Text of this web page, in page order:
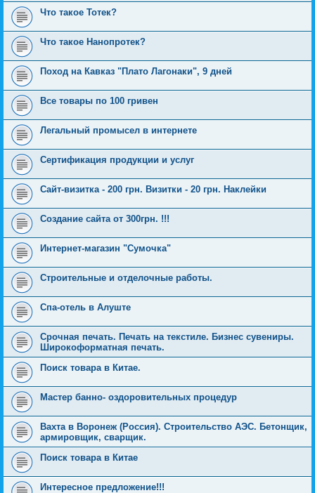
Что такое Тотек?
Что такое Нанопротек?
Поход на Кавказ "Плато Лагонаки", 9 дней
Все товары по 100 гривен
Легальный промысел в интернете
Сертификация продукции и услуг
Сайт-визитка - 200 грн. Визитки - 20 грн. Наклейки
Создание сайта от 300грн. !!!
Интернет-магазин "Сумочка"
Строительные и отделочные работы.
Спа-отель в Алуште
Срочная печать. Печать на текстиле. Бизнес сувениры.
Широкоформатная печать.
Поиск товара в Китае.
Мастер банно- оздоровительных процедур
Вахта в Воронеж (Россия). Строительство АЭС. Бетонщик,
армировщик, сварщик.
Поиск товара в Китае
Интересное предложение!!!